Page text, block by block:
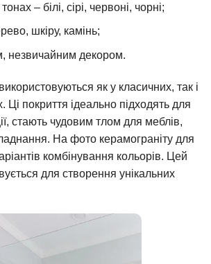
– білі, сірі, червоні, чорні;
шкіру, камінь;
незвичайним декором.
як у класичних, так і
Ці покриття ідеально підходять для
стають чудовим тлом для меблів,
На фото керамограніту для
комбінування кольорів. Цей
для створення унікальних